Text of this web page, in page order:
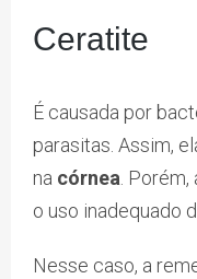
Ceratite
É causada por
parasitas. Assim,
na córnea .
o uso inadequado
Nesse caso, a